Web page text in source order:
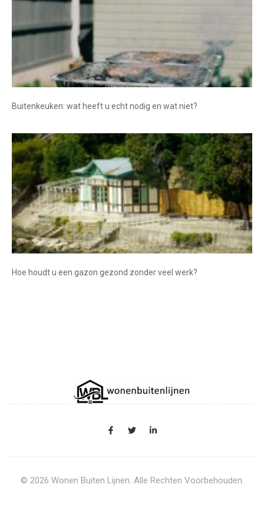
Buitenkeuken: wat heeft u echt nodig en wat niet?
Hoe houdt u een gazon gezond zonder veel werk?
© 2026 Wonen Buiten Lijnen. Alle Rechten Voorbehouden.